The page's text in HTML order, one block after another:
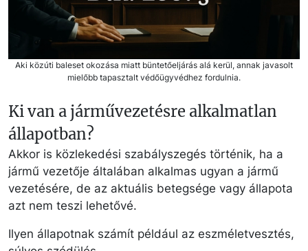
Aki közúti baleset okozása miatt büntetőeljárás alá kerül, annak javasolt
mielőbb tapasztalt védőügyvédhez fordulnia.
Ki van a járművezetésre alkalmatlan
állapotban?
Akkor is közlekedési szabályszegés történik, ha a
jármű vezetője általában alkalmas ugyan a jármű
vezetésére, de az aktuális betegsége vagy állapota
azt nem teszi lehetővé.
Ilyen állapotnak számít például az eszméletvesztés,